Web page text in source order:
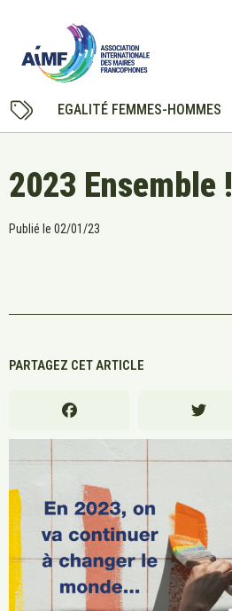
EGALITÉ FEMMES-HOMMES
2023 Ensemble !
Publié le 02/01/23
PARTAGEZ CET ARTICLE